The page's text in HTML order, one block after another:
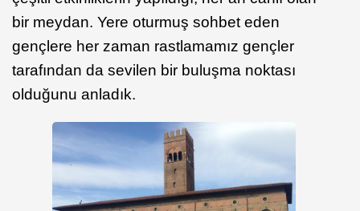
bir meydan. Yere oturmuş sohbet eden
gençlere her zaman rastlamamız gençler
tarafından da sevilen bir buluşma noktası
olduğunu anladık.